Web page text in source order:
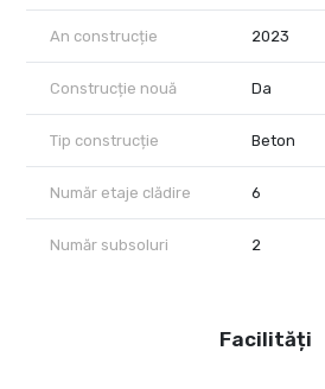
An construcție 2023
Construcție nouă Da
Tip construcție Beton
Număr etaje clădire 6
Număr subsoluri 2
Facilități